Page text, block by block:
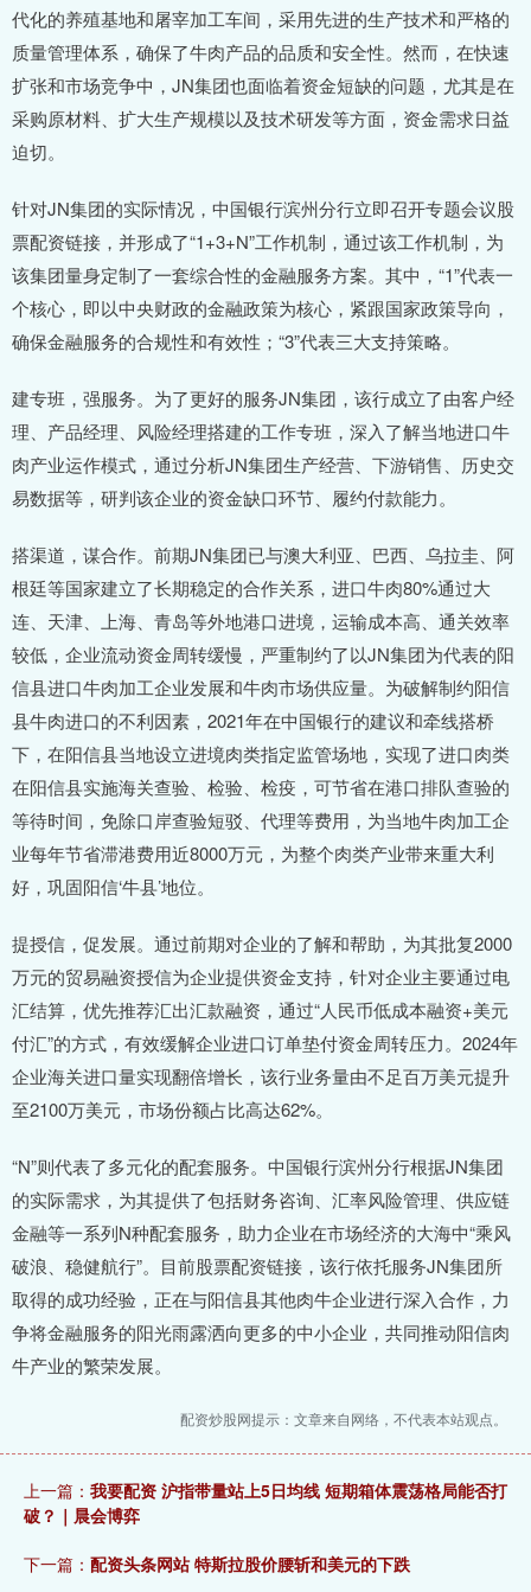
代化的养殖基地和屠宰加工车间，采用先进的生产技术和严格的
质量管理体系，确保了牛肉产品的品质和安全性。然而，在快速
扩张和市场竞争中，JN集团也面临着资金短缺的问题，尤其是在
采购原材料、扩大生产规模以及技术研发等方面，资金需求日益
迫切。
针对JN集团的实际情况，中国银行滨州分行立即召开专题会议股
票配资链接，并形成了“1+3+N”工作机制，通过该工作机制，为
该集团量身定制了一套综合性的金融服务方案。其中，“1”代表一
个核心，即以中央财政的金融政策为核心，紧跟国家政策导向，
确保金融服务的合规性和有效性；“3”代表三大支持策略。
建专班，强服务。为了更好的服务JN集团，该行成立了由客户经
理、产品经理、风险经理搭建的工作专班，深入了解当地进口牛
肉产业运作模式，通过分析JN集团生产经营、下游销售、历史交
易数据等，研判该企业的资金缺口环节、履约付款能力。
搭渠道，谋合作。前期JN集团已与澳大利亚、巴西、乌拉圭、阿
根廷等国家建立了长期稳定的合作关系，进口牛肉80%通过大
连、天津、上海、青岛等外地港口进境，运输成本高、通关效率
较低，企业流动资金周转缓慢，严重制约了以JN集团为代表的阳
信县进口牛肉加工企业发展和牛肉市场供应量。为破解制约阳信
县牛肉进口的不利因素，2021年在中国银行的建议和牵线搭桥
下，在阳信县当地设立进境肉类指定监管场地，实现了进口肉类
在阳信县实施海关查验、检验、检疫，可节省在港口排队查验的
等待时间，免除口岸查验短驳、代理等费用，为当地牛肉加工企
业每年节省滞港费用近8000万元，为整个肉类产业带来重大利
好，巩固阳信‘牛县’地位。
提授信，促发展。通过前期对企业的了解和帮助，为其批复2000
万元的贸易融资授信为企业提供资金支持，针对企业主要通过电
汇结算，优先推荐汇出汇款融资，通过“人民币低成本融资+美元
付汇”的方式，有效缓解企业进口订单垫付资金周转压力。2024年
企业海关进口量实现翻倍增长，该行业务量由不足百万美元提升
至2100万美元，市场份额占比高达62%。
“N”则代表了多元化的配套服务。中国银行滨州分行根据JN集团
的实际需求，为其提供了包括财务咨询、汇率风险管理、供应链
金融等一系列N种配套服务，助力企业在市场经济的大海中“乘风
破浪、稳健航行”。目前股票配资链接，该行依托服务JN集团所
取得的成功经验，正在与阳信县其他肉牛企业进行深入合作，力
争将金融服务的阳光雨露洒向更多的中小企业，共同推动阳信肉
牛产业的繁荣发展。
配资炒股网提示：文章来自网络，不代表本站观点。
上一篇： 我要配资 沪指带量站上5日均线 短期箱体震荡格局能否打
破？｜晨会博弈
下一篇： 配资头条网站 特斯拉股价腰斩和美元的下跌